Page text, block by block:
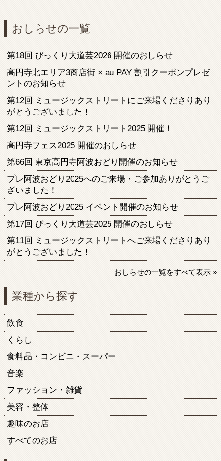
おしらせの一覧
第18回 びっくり大道芸2026 開催のおしらせ
高円寺北エリア3商店街 × au PAY 割引クーポンプレゼ
ントのお知らせ
第12回 ミュージックストリートにご来場くださりあり
がとうございました！
第12回 ミュージックストリート2025 開催！
高円寺フェス2025 開催のおしらせ
第66回 東京高円寺阿波おどり開催のお知らせ
プレ阿波おどり2025へのご来場・ご参加ありがとうご
ざいました！
プレ阿波おどり2025 イベント開催のお知らせ
第17回 びっくり大道芸2025 開催のおしらせ
第11回 ミュージックストリートへご来場くださりあり
がとうございました！
おしらせの一覧をすべて表示 »
業種から探す
飲食
くらし
食料品・コンビニ・スーパー
音楽
ファッション・雑貨
美容・整体
趣味のお店
すべてのお店